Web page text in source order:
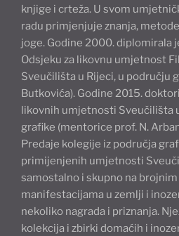
knjige i crteža. U svom
radu primjenjuje znanja,
joge. Godine 2000. diplomirala
Odsjeku za likovnu umjetnost
Sveučilišta u Rijeci, u području
Butkovića). Godine 2015.
likovnih umjetnosti Sveučilišta
grafike (mentorice prof. N.
Predaje kolegije iz područja
primijenjenih umjetnosti
samostalno i skupno na
manifestacijama u zemlji i
nekoliko nagrada i priznanja.
kolekcija i zbirki domaćih i